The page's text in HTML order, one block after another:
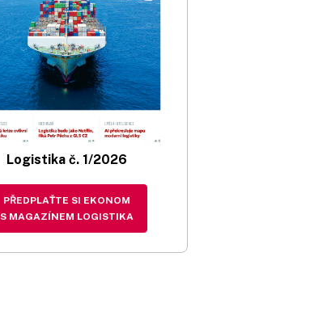
Logistika č. 1/2026
PŘEDPLAŤTE SI EKONOM
S MAGAZÍNEM LOGISTIKA